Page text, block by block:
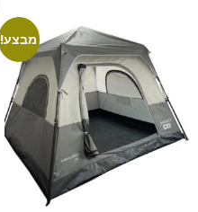
מבצע!